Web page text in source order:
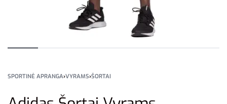
SPORTINĖ APRANGA›VYRAMS›ŠORTAI